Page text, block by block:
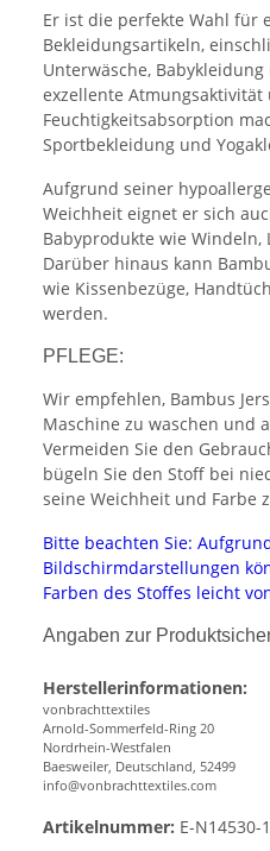
Er ist die perfekte Wahl für
Bekleidungsartikeln,
Unterwäsche,
exzellente Atmungsaktivität
Feuchtigkeitsabsorption
Sportbekleidung und
Aufgrund seiner
Weichheit eignet er sich
Babyprodukte wie Windeln,
Darüber hinaus kann
wie Kissenbezüge,
werden.
PFLEGE:
Wir empfehlen, Bambus
Maschine zu waschen und
Vermeiden Sie den
bügeln Sie den Stoff bei
seine Weichheit und Farbe
Bitte beachten Sie:
Bildschirmdarstellungen
Farben des Stoffes leicht
Angaben zur
Herstellerinformationen:
vonbrachttextiles
Arnold-Sommerfeld-Ring 20
Nordrhein-Westfalen
Baesweiler, Deutschland, 52499
info@vonbrachttextiles.com
Artikelnummer: E-N14530-